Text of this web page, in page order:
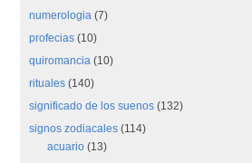
numerologia (7)
profecias (10)
quiromancia (10)
rituales (140)
significado de los suenos (132)
signos zodiacales (114)
acuario (13)